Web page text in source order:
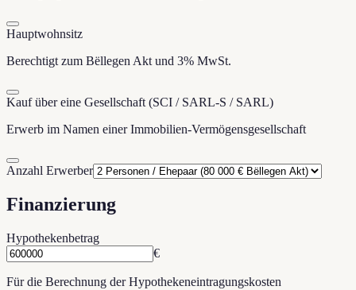
Hauptwohnsitz
Berechtigt zum Bëllegen Akt und 3% MwSt.
Kauf über eine Gesellschaft (SCI / SARL-S / SARL)
Erwerb im Namen einer Immobilien-Vermögensgesellschaft
Anzahl Erwerber
Finanzierung
Hypothekenbetrag
€
Für die Berechnung der Hypothekeneintragungskosten